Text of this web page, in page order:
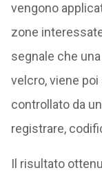
vengono
zone
segnale che
velcro, viene
controllato da
registrare,
Il risultato